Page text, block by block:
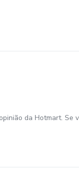
da Hotmart. Se